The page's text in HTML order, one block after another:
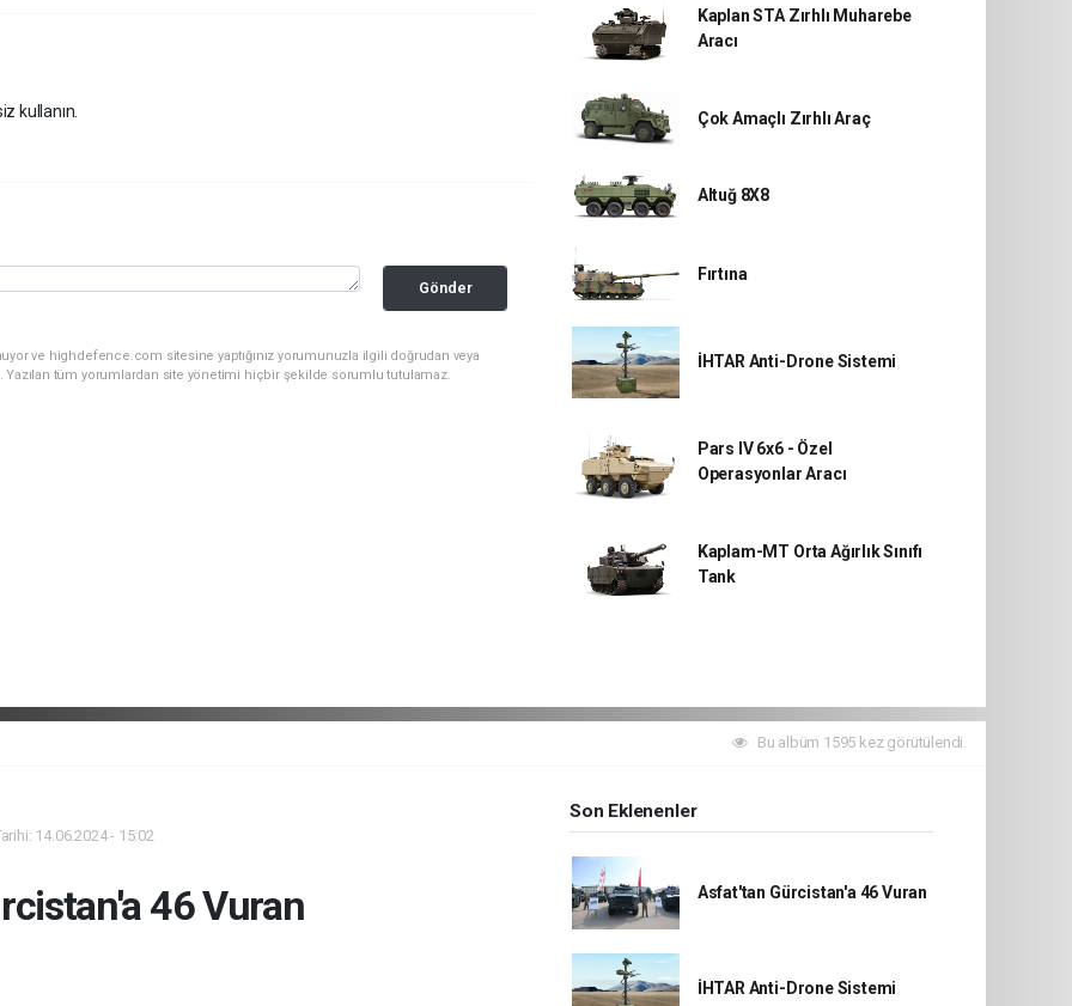
kullanın.
Gönder
ve highdefence.com sitesine yaptığınız yorumunuzla ilgili doğrudan veya
Yazılan tüm yorumlardan site yönetimi hiçbir şekilde sorumlu tutulamaz.
Kaplan STA Zırhlı Muharebe
Aracı
Çok Amaçlı Zırhlı Araç
Altuğ 8X8
Fırtına
İHTAR Anti-Drone Sistemi
Pars IV 6x6 - Özel
Operasyonlar Aracı
Kaplam-MT Orta Ağırlık Sınıfı
Tank
Bu albüm 1595 kez görütülendi.
14.06.2024 - 15:02
46 Vuran
Son Eklenenler
Asfat'tan Gürcistan'a 46 Vuran
İHTAR Anti-Drone Sistemi